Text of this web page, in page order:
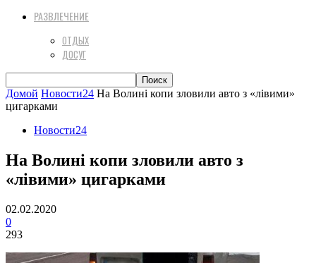
РАЗВЛЕЧЕНИЕ
ОТДЫХ
ДОСУГ
Домой Новости24 На Волині копи зловили авто з «лівими»
цигарками
Новости24
На Волині копи зловили авто з
«лівими» цигарками
02.02.2020
0
293